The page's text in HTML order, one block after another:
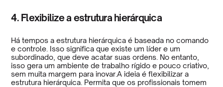
4. Flexibilize a estrutura hierárquica
Há tempos a estrutura hierárquica é baseada no comando
e controle. Isso significa que existe um líder e um
subordinado, que deve acatar suas ordens. No entanto,
isso gera um ambiente de trabalho rígido e pouco criativo,
sem muita margem para inovar.A ideia é flexibilizar a
estrutura hierárquica. Permita que os profissionais tomem